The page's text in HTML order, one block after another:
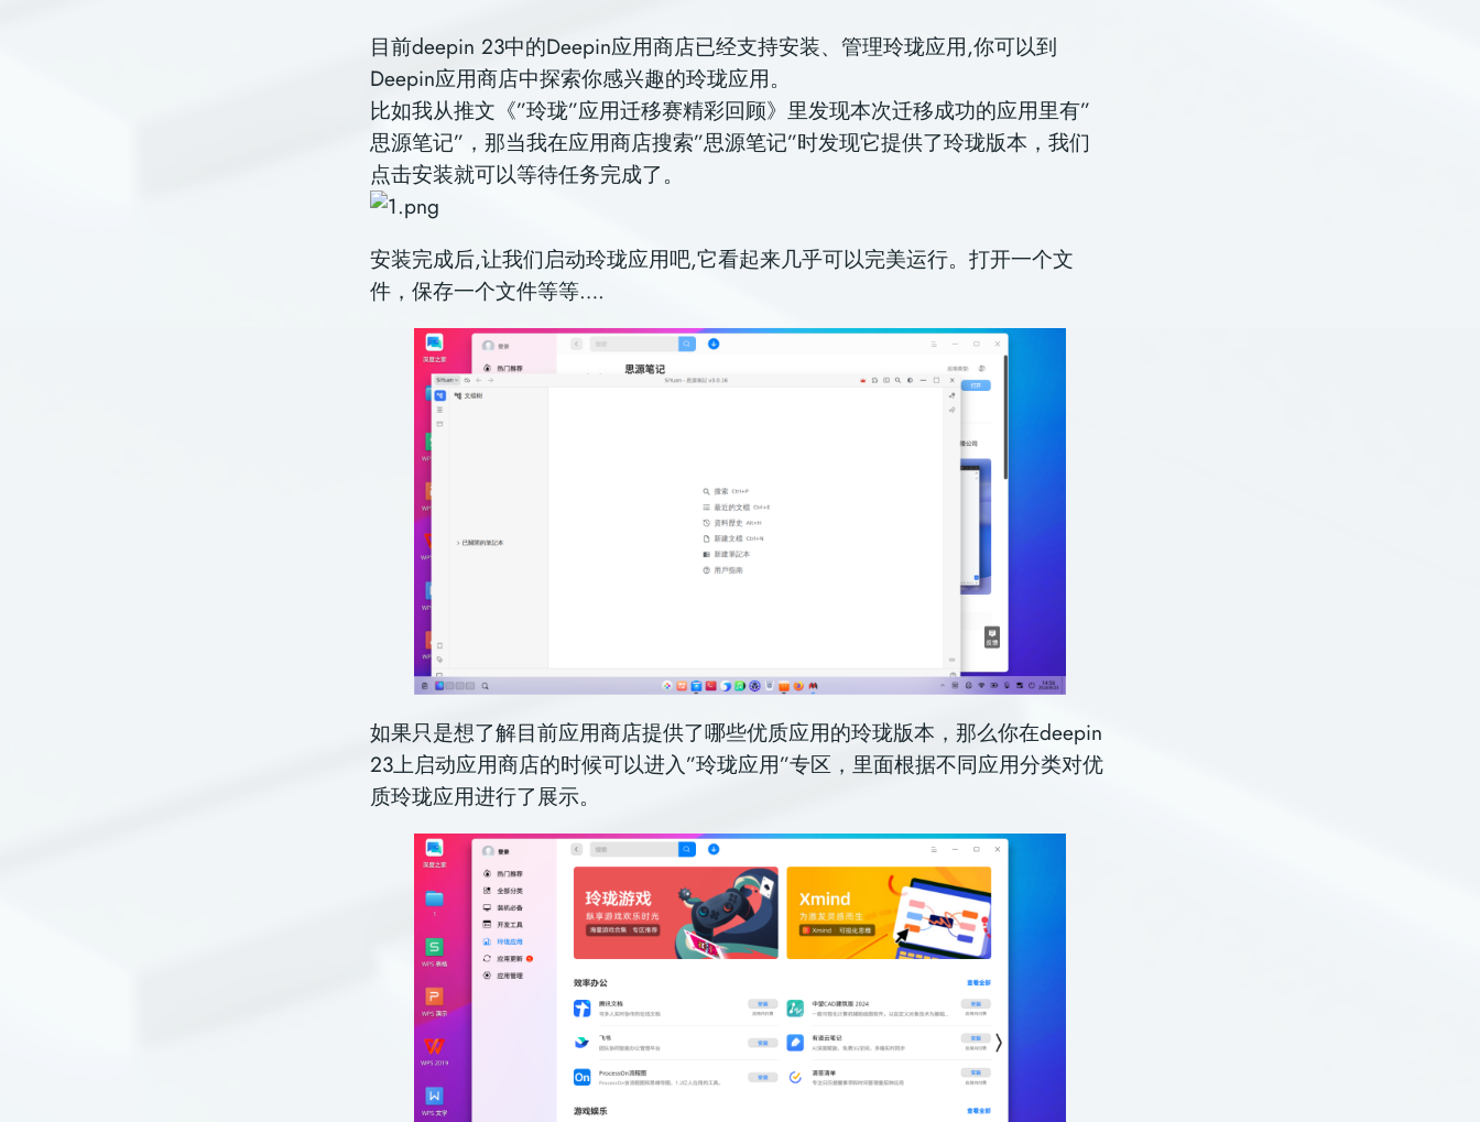
目前deepin 23中的Deepin应用商店已经支持安装、管理玲珑应用,你可以到
Deepin应用商店中探索你感兴趣的玲珑应用。
比如我从推文《”玲珑”应用迁移赛精彩回顾》里发现本次迁移成功的应用里有”
思源笔记”，那当我在应用商店搜索”思源笔记”时发现它提供了玲珑版本，我们
点击安装就可以等待任务完成了。
安装完成后,让我们启动玲珑应用吧,它看起来几乎可以完美运行。打开一个文
件，保存一个文件等等….
如果只是想了解目前应用商店提供了哪些优质应用的玲珑版本，那么你在deepin
23上启动应用商店的时候可以进入”玲珑应用”专区，里面根据不同应用分类对优
质玲珑应用进行了展示。